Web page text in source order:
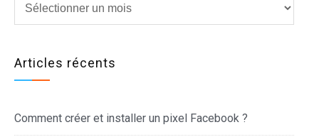
Articles récents
Comment créer et installer un pixel Facebook ?